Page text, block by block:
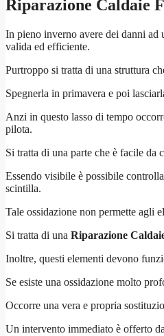
Riparazione Caldaie
In pieno inverno avere dei danni ad
valida ed efficiente.
Purtroppo si tratta di una struttura
Spegnerla in primavera e poi
Anzi in questo lasso di tempo
pilota.
Si tratta di una parte che è facile da
Essendo visibile è possibile
scintilla.
Tale ossidazione non permette agli
Si tratta di una Riparazione
Inoltre, questi elementi devono
Se esiste una ossidazione molto
Occorre una vera e propria
Un intervento immediato è offerto